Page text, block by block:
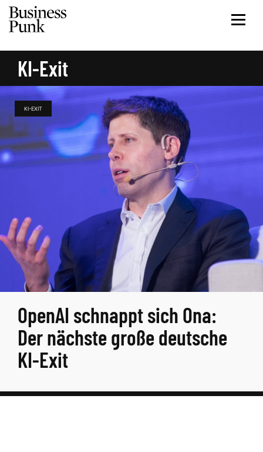
KI-Exit
KI-EXIT
OpenAI schnappt sich Ona:
Der nächste große deutsche
KI-Exit